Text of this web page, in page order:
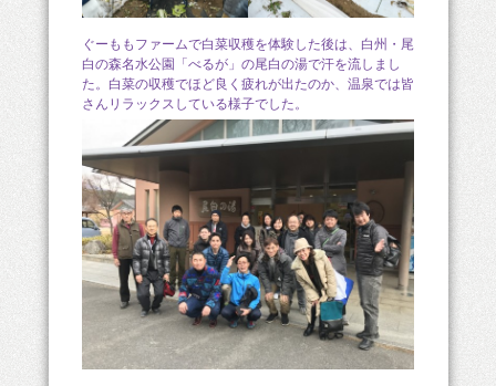
ぐーももファームで白菜収穫を体験した後は、白州・尾
白の森名水公園「べるが」の尾白の湯で汗を流しまし
た。白菜の収穫でほど良く疲れが出たのか、温泉では皆
さんリラックスしている様子でした。